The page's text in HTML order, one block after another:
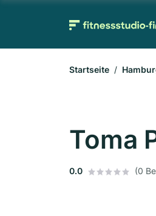
Startseite
Toma
0.0 (0